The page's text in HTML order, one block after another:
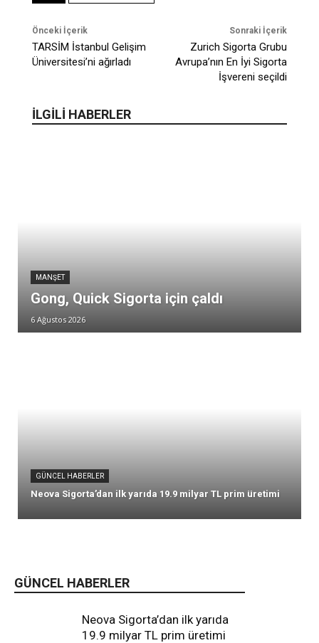
GÜNCEL HABERLER
Neova Sigorta’dan ilk yarıda
19.9 milyar TL prim üretimi
Önceki İçerik
TARSİM İstanbul Gelişim
Üniversitesi’ni ağırladı
Sonraki İçerik
Zurich Sigorta Grubu
Avrupa’nın En İyi Sigorta
İşvereni seçildi
İLGİLİ HABERLER
MANŞET
Gong, Quick Sigorta için çaldı
6 Ağustos 2026
GÜNCEL HABERLER
Neova Sigorta’dan ilk yarıda 19.9 milyar TL prim üretimi